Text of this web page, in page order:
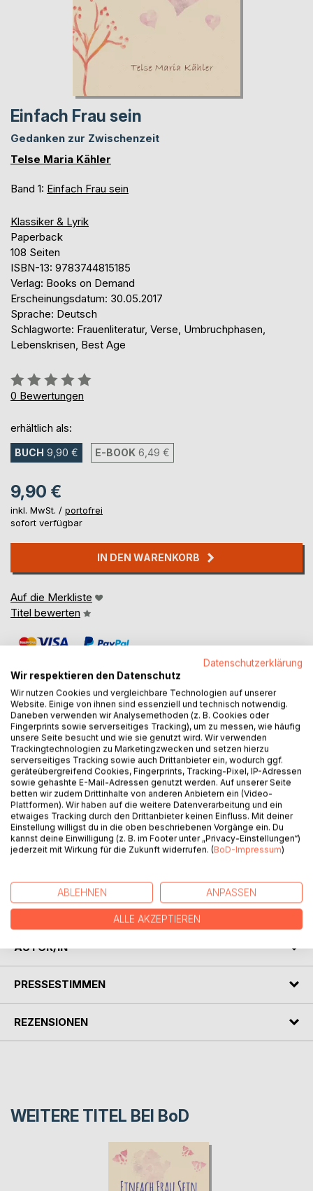
Einfach Frau sein
Gedanken zur Zwischenzeit
Telse Maria Kähler
Band 1: Einfach Frau sein
Klassiker & Lyrik
Paperback
108 Seiten
ISBN-13: 9783744815185
Verlag: Books on Demand
Erscheinungsdatum: 30.05.2017
Sprache: Deutsch
Schlagworte: Frauenliteratur, Verse, Umbruchphasen,
Lebenskrisen, Best Age
Bewertung::
0%
0 Bewertungen
erhältlich als:
BUCH 9,90 € E-BOOK 6,49 €
9,90 €
inkl. MwSt. / portofrei
sofort verfügbar
IN DEN WARENKORB
Auf die Merkliste
Titel bewerten
BESCHREIBUNG
Der Blick in den Spiegel zeigt die Person je nach
Betrachtungsweise in unterschiedlichen Facetten. Auch
eine Frau entdeckt sich je nach Lebensthema immer
wieder neu.
Nachdenklich und einfühlsam beschreibt Telse Maria
Kähler in ihren Gedichten diese Zwischenzeiten im Leben
einer Frau.
eine Zeit der Neuorientierung, des Neubeginns und des
Aufbruchs.
AUTOR/IN
PRESSESTIMMEN
REZENSIONEN
WEITERE TITEL BEI BoD
Datenschutzerklärung
Wir respektieren den Datenschutz
Wir nutzen Cookies und vergleichbare Technologien auf unserer
Website. Einige von ihnen sind essenziell und technisch notwendig.
Daneben verwenden wir Analysemethoden (z. B. Cookies oder
Fingerprints sowie serverseitiges Tracking), um zu messen, wie häufig
unsere Seite besucht und wie sie genutzt wird. Wir verwenden
Trackingtechnologien zu Marketingzwecken und setzen hierzu
serverseitiges Tracking sowie auch Drittanbieter ein, wodurch ggf.
geräteübergreifend Cookies, Fingerprints, Tracking-Pixel, IP-Adressen
sowie gehashte E-Mail-Adressen genutzt werden. Auf unserer Seite
betten wir zudem Drittinhalte von anderen Anbietern ein (Video-
Plattformen). Wir haben auf die weitere Datenverarbeitung und ein
etwaiges Tracking durch den Drittanbieter keinen Einfluss. Mit deiner
Einstellung willigst du in die oben beschriebenen Vorgänge ein. Du
kannst deine Einwilligung (z. B. im Footer unter „Privacy-Einstellungen“)
jederzeit mit Wirkung für die Zukunft widerrufen. (BoD-Impressum)
ABLEHNEN ANPASSEN
ALLE AKZEPTIEREN